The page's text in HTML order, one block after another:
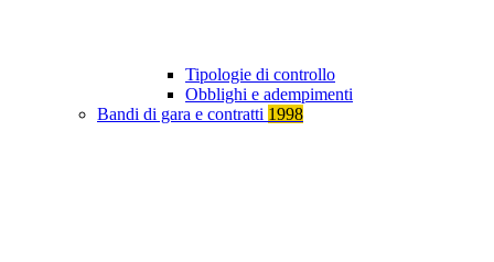
Tipologie di controllo
Obblighi e adempimenti
Bandi di gara e contratti 1998